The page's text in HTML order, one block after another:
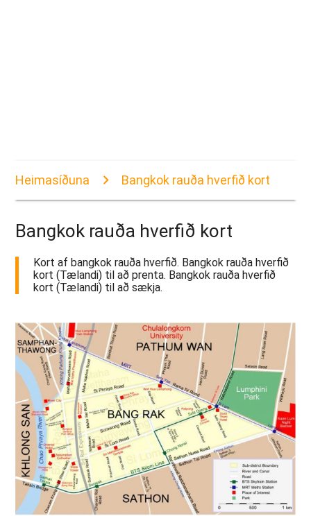
Heimasíðuna Bangkok rauða hverfið kort
Bangkok rauða hverfið kort
Kort af bangkok rauða hverfið. Bangkok rauða hverfið
kort (Tælandi) til að prenta. Bangkok rauða hverfið
kort (Tælandi) til að sækja.